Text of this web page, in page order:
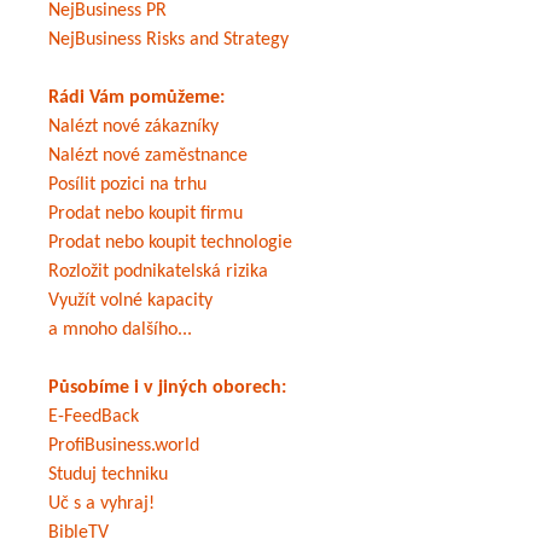
NejBusiness PR
NejBusiness Risks and Strategy
Rádi Vám pomůžeme:
Nalézt nové zákazníky
Nalézt nové zaměstnance
Posílit pozici na trhu
Prodat nebo koupit firmu
Prodat nebo koupit technologie
Rozložit podnikatelská rizika
Využít volné kapacity
a mnoho dalšího...
Působíme i v jiných oborech:
E-FeedBack
ProfiBusiness.world
Studuj techniku
Uč s a vyhraj!
BibleTV